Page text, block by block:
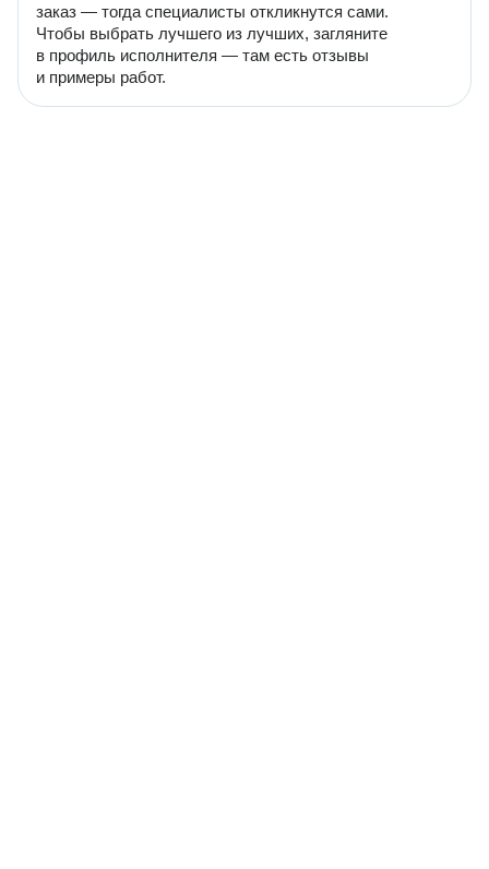
заказ — тогда специалисты откликнутся сами.
Чтобы выбрать лучшего из лучших, загляните
в профиль исполнителя — там есть отзывы
и примеры работ.